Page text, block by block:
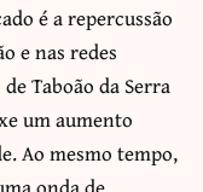
é a repercussão
e nas redes
Taboão da Serra
um aumento
Ao mesmo tempo,